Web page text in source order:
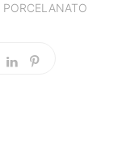
PORCELANATO